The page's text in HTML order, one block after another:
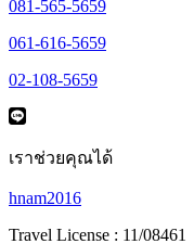
081-565-5659
061-616-5659
02-108-5659
เราช่วยคุณได้
hnam2016
Travel License : 11/08461